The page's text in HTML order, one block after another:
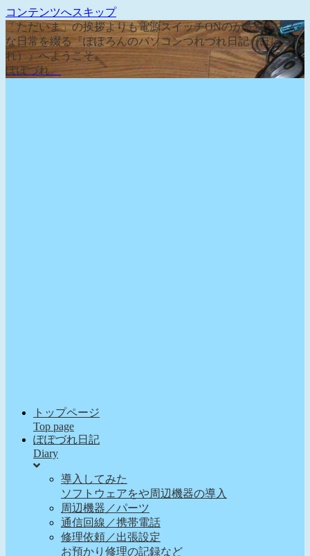
コンテンツへスキップ
「ただいま」の挨拶よりも電源スイッチONのが先な、そん
な日常を綴る『ぽぽろんのパソコンつれづれ日記（ぽぽづ
れ）』へようこそ。
ぽぽづれ。
トップページ
Top page
ぽぽづれ日記
Diary
導入してみた
ソフトウェアをや周辺機器の導入
周辺機器／パーツ
通信回線／携帯電話
修理依頼／出張設定
お預かり修理の記録など